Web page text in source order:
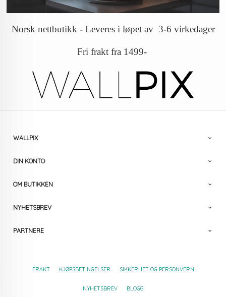
Norsk nettbutikk - Leveres i løpet av 3-6 virkedager
Fri frakt fra 1499-
WALLPIX
DIN KONTO
OM BUTIKKEN
NYHETSBREV
PARTNERE
FRAKT KJØPSBETINGELSER SIKKERHET OG PERSONVERN
NYHETSBREV BLOGG